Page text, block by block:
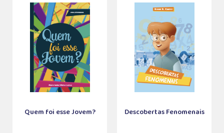
Quem foi esse Jovem? Descobertas Fenomenais